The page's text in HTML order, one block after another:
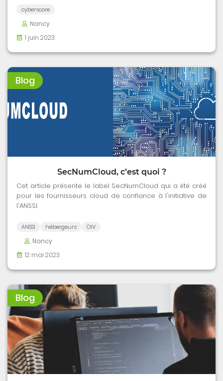
cyberscore
Nancy
1 juin 2023
Blog
SecNumCloud, c’est quoi ?
Cet article présente le label SecNumCloud qui a été créé
pour les fournisseurs cloud de confiance à l'initiative de
l'ANSSI.
ANSSI hébergeurs OIV
Nancy
12 mai 2023
Blog